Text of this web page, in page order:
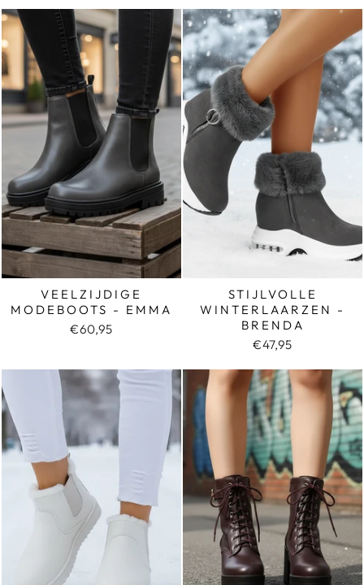
VEELZIJDIGE
MODEBOOTS - EMMA
€60,95
STIJLVOLLE
WINTERLAARZEN -
BRENDA
€47,95